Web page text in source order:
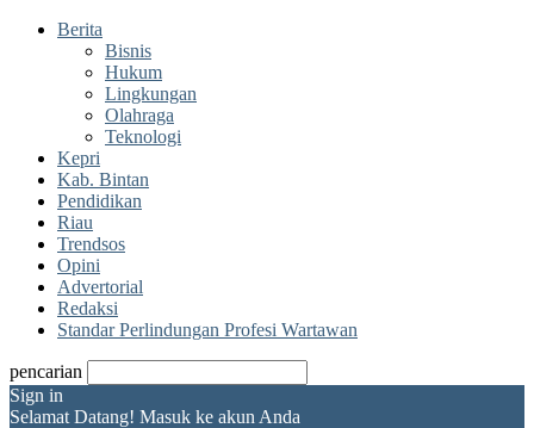
Berita
Bisnis
Hukum
Lingkungan
Olahraga
Teknologi
Kepri
Kab. Bintan
Pendidikan
Riau
Trendsos
Opini
Advertorial
Redaksi
Standar Perlindungan Profesi Wartawan
pencarian
Sign in
Selamat Datang! Masuk ke akun Anda